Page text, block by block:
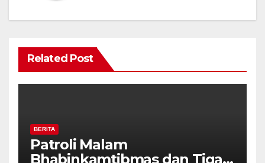
Related Post
BERITA
Patroli Malam
Bhabinkamtibmas dan Tiga